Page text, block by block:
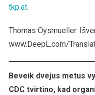
tkp.at.
Thomas Oysmueller.
www.DeepL.com/
Beveik dvejus metus
CDC tvirtino, kad